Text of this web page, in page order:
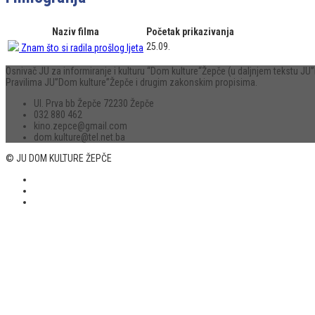
Naziv filma
Početak prikazivanja
Znam što si radila prošlog ljeta 25.09.
Osnivač JU za informiranje i kulturu “Dom kulture“Žepče (u daljnjem tekstu
Pravilima JU”Dom kulture”Žepče i drugim zakonskim propisima.
Ul. Prva bb Žepče 72230 Žepče
032 880 462
kino.zepce@gmail.com
dom.kulture@tel.net.ba
© JU DOM KULTURE ŽEPČE